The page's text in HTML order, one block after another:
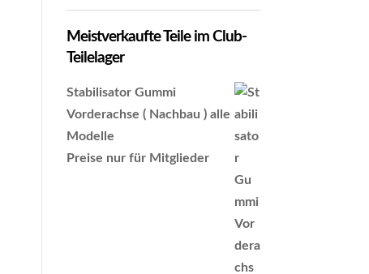
Meistverkaufte Teile im Club-
Teilelager
Stabilisator Gummi
Vorderachse ( Nachbau ) alle
Modelle
Preise nur für Mitglieder